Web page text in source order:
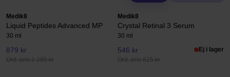
Medik8
Liquid Peptides Advanced MP
30 ml
879 kr
Ord. pris 1 295 kr
Medik8
Crystal Retinal 3 Serum
30 ml
546 kr
Ord. pris 825 kr
Ej i lager